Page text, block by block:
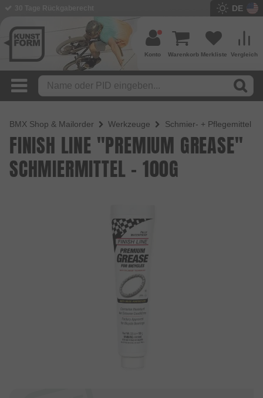
DE
Vergleich
Merkliste
Warenkorb
Konto
BMX Shop & Mailorder Werkzeuge Schmier- + Pflegemittel
FINISH LINE "PREMIUM GREASE"
SCHMIERMITTEL - 100G